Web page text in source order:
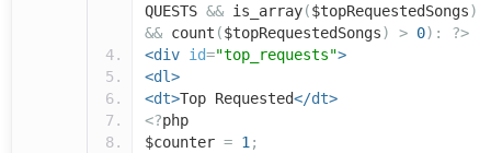
QUESTS && is_array($topRequestedSongs)
&& count ($topRequestedSongs) > 0):
?>
<div id="top_requests">
<dl>
<dt>Top Requested</dt>
<?php
$counter = 1;